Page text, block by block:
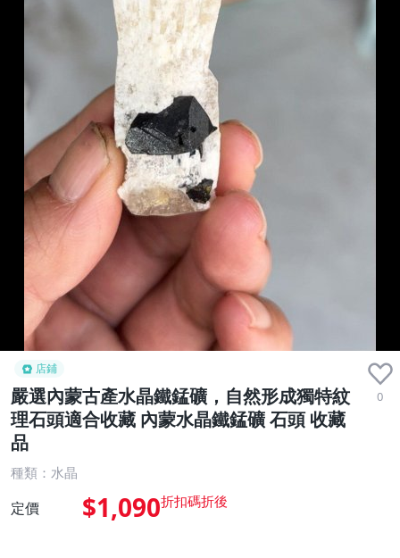
店鋪
嚴選內蒙古產水晶鐵錳礦，自然形成獨特紋
理石頭適合收藏 內蒙水晶鐵錳礦 石頭 收藏
品
0
種類：水晶
定價 $1,090